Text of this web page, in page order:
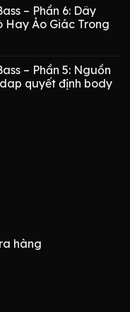
– Phần 6: Dây
Hay Ảo Giác Trong
– Phần 5: Nguồn
quyết định body
hàng